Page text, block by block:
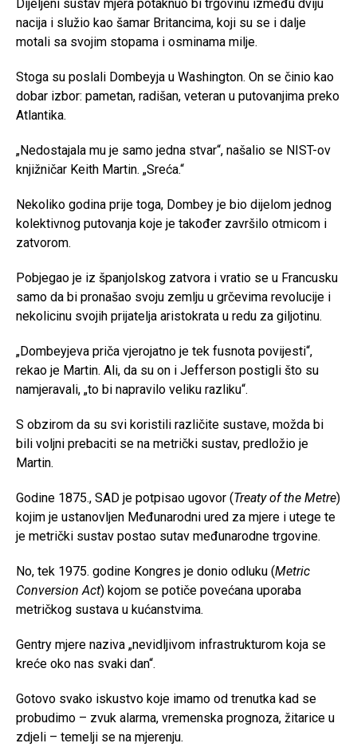
Dijeljeni sustav mjera potaknuo bi trgovinu između dviju
nacija i služio kao šamar Britancima, koji su se i dalje
motali sa svojim stopama i osminama milje.
Stoga su poslali Dombeyja u Washington. On se činio kao
dobar izbor: pametan, radišan, veteran u putovanjima preko
Atlantika.
„Nedostajala mu je samo jedna stvar“, našalio se NIST-ov
knjižničar Keith Martin. „Sreća.“
Nekoliko godina prije toga, Dombey je bio dijelom jednog
kolektivnog putovanja koje je također završilo otmicom i
zatvorom.
Pobjegao je iz španjolskog zatvora i vratio se u Francusku
samo da bi pronašao svoju zemlju u grčevima revolucije i
nekolicinu svojih prijatelja aristokrata u redu za giljotinu.
„Dombeyjeva priča vjerojatno je tek fusnota povijesti“,
rekao je Martin. Ali, da su on i Jefferson postigli što su
namjeravali, „to bi napravilo veliku razliku“.
S obzirom da su svi koristili različite sustave, možda bi
bili voljni prebaciti se na metrički sustav, predložio je
Martin.
Godine 1875., SAD je potpisao ugovor (Treaty of the Metre)
kojim je ustanovljen Međunarodni ured za mjere i utege te
je metrički sustav postao sutav međunarodne trgovine.
No, tek 1975. godine Kongres je donio odluku (Metric
Conversion Act) kojom se potiče povećana uporaba
metričkog sustava u kućanstvima.
Gentry mjere naziva „nevidljivom infrastrukturom koja se
kreće oko nas svaki dan“.
Gotovo svako iskustvo koje imamo od trenutka kad se
probudimo – zvuk alarma, vremenska prognoza, žitarice u
zdjeli – temelji se na mjerenju.